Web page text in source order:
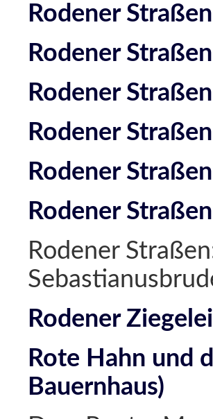
Rodener
Rodener
Rodener
Rodener
Rodener
Rodener
Rodener
Rodener Ziegelei
Rote Hahn und
Bauernhaus)